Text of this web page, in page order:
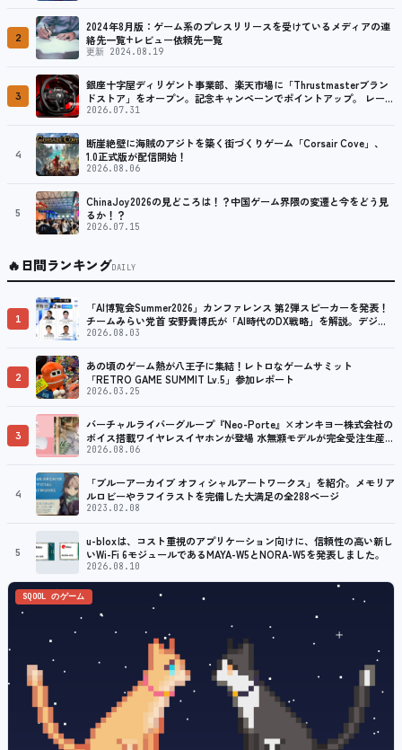
2
2024年8月版：ゲーム系のプレスリリースを受けているメディアの連
絡先一覧+レビュー依頼先一覧
更新 2024.08.19
3
銀座十字屋ディリゲント事業部、楽天市場に「Thrustmasterブラン
ドストア」をオープン。記念キャンペーンでポイントアップ。 レーシ
ング／フライトシム向けコントローラーを中心に、幅広くラインナッ
2026.07.31
4
断崖絶壁に海賊のアジトを築く街づくりゲーム「Corsair Cove」、
1.0正式版が配信開始！
2026.08.06
5
ChinaJoy2026の見どころは！？中国ゲーム界隈の変遷と今をどう見
るか！？
2026.07.15
🔥日間ランキングDAILY
1
「AI博覧会Summer2026」カンファレンス 第2弾スピーカーを発表！
チームみらい党首 安野貴博氏が「AI時代のDX戦略」を解説。デジタ
ル庁のガバメントAI、経営・製造・営業のAI活用事例も公開
2026.08.03
2
あの頃のゲーム熱が八王子に集結！レトロなゲームサミット
「RETRO GAME SUMMIT Lv.5」参加レポート
2026.03.25
3
バーチャルライバーグループ『Neo-Porte』×オンキヨー株式会社の
ボイス搭載ワイヤレスイヤホンが登場 水無瀬モデルが完全受注生産で
販売決定！ ８月７日（金）15：00から受注開始
2026.08.06
4
「ブルーアーカイブ オフィシャルアートワークス」を紹介。メモリア
ルロビーやラフイラストを完備した大満足の全288ページ
2023.02.08
5
u-bloxは、コスト重視のアプリケーション向けに、信頼性の高い新し
いWi-Fi 6モジュールであるMAYA-W5とNORA-W5を発表しました。
2026.08.10
SQOOL のゲーム